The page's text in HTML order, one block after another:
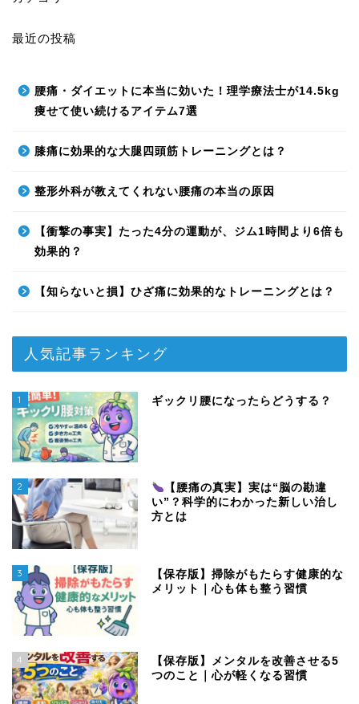
最近の投稿
腰痛・ダイエットに本当に効いた！理学療法士が14.5kg
痩せて使い続けるアイテム7選
膝痛に効果的な大腿四頭筋トレーニングとは？
整形外科が教えてくれない腰痛の本当の原因
【衝撃の事実】たった4分の運動が、ジム1時間より6倍も
効果的？
【知らないと損】ひざ痛に効果的なトレーニングとは？
人気記事ランキング
1 ギックリ腰になったらどうする？
2
【腰痛の真実】実は“脳の勘違
い”？科学的にわかった新しい治し
方とは
3
【保存版】掃除がもたらす健康的な
メリット｜心も体も整う習慣
4
【保存版】メンタルを改善させる5
つのこと｜心が軽くなる習慣